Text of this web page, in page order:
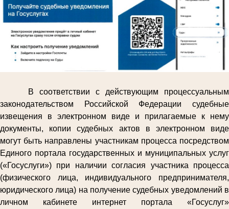
В соответствии с действующим процессуальным
законодательством Российской Федерации судебные
извещения в электронном виде и прилагаемые к нему
документы, копии судебных актов в электронном виде
могут быть направлены участникам процесса посредством
Единого портала государственных и муниципальных услуг
(«Госуслуги») при наличии согласия участника процесса
(физического лица, индивидуального предпринимателя,
юридического лица) на получение судебных уведомлений в
личном кабинете интернет портала «Госуслуг»